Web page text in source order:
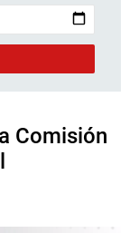
Comisión